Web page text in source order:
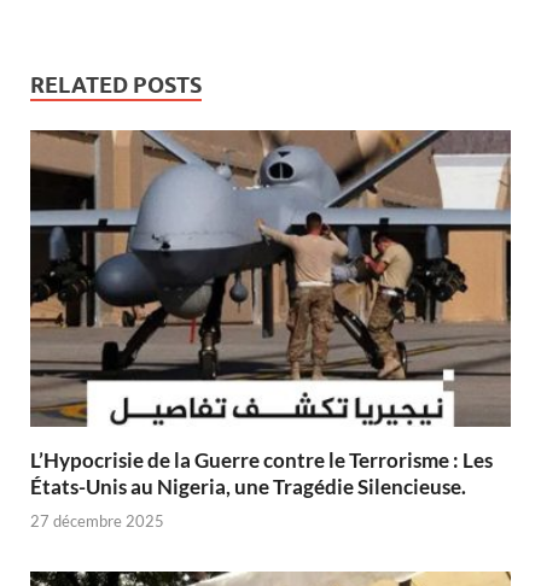
RELATED POSTS
L’Hypocrisie de la Guerre contre le Terrorisme : Les
États-Unis au Nigeria, une Tragédie Silencieuse.
27 décembre 2025